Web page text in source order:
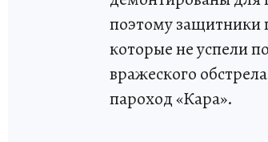
поэтому защитники
которые не успели
вражеского
пароход «Кара».